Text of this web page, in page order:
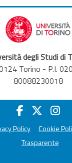
degli Studi di
Torino - P.I.
80088230018
Policy Cookie
Trasparente